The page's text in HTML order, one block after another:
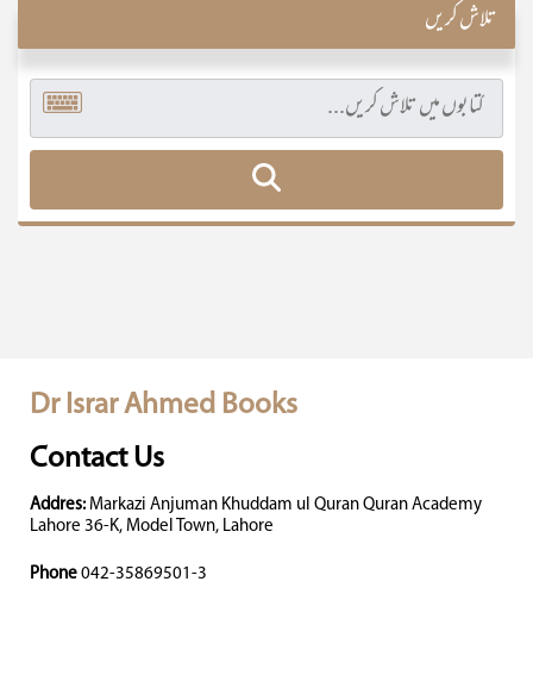
تلاش کریں
Dr Israr Ahmed Books
Contact Us
Addres: Markazi Anjuman Khuddam ul Quran Quran Academy
Lahore 36-K, Model Town, Lahore
Phone 042-35869501-3